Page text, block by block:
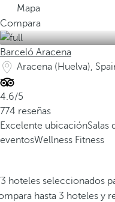
Mapa
Compara
Barceló Aracena
Aracena (Huelva),
4.6/5
774 reseñas
Excelente ubicaciónSalas
eventosWellness Fitness
hoteles seleccionados
hasta 3 hoteles y